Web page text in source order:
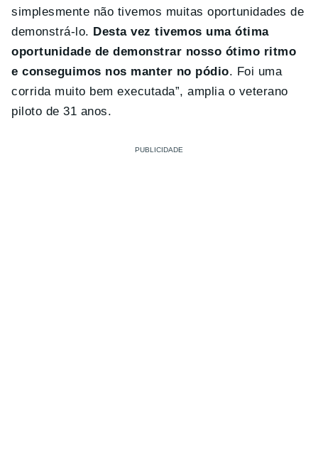
simplesmente não tivemos muitas oportunidades de
demonstrá-lo. Desta vez tivemos uma ótima
oportunidade de demonstrar nosso ótimo ritmo
e conseguimos nos manter no pódio. Foi uma
corrida muito bem executada”, amplia o veterano
piloto de 31 anos.